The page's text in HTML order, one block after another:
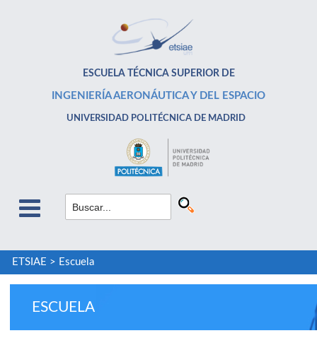
ESCUELA TÉCNICA SUPERIOR DE
INGENIERÍA AERONÁUTICA Y DEL ESPACIO
UNIVERSIDAD POLITÉCNICA DE MADRID
ETSIAE > Escuela
ESCUELA